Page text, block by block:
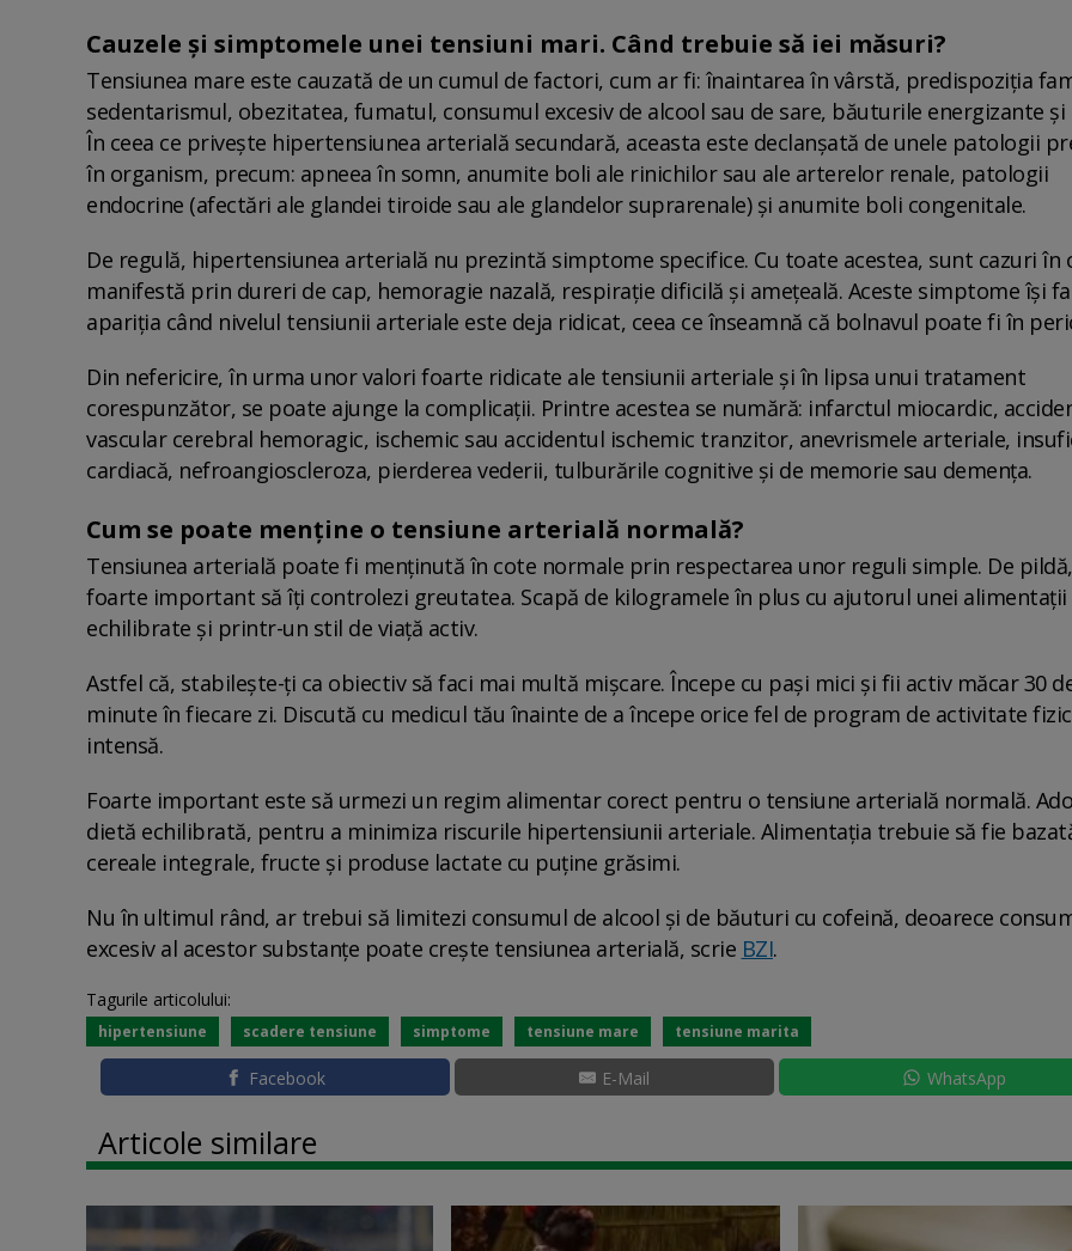
Cauzele și simptomele unei tensiuni mari. Când trebuie să iei măsuri?
Tensiunea mare este cauzată de un cumul de factori, cum ar fi: înaintarea în vârstă, predispoziția
sedentarismul, obezitatea, fumatul, consumul excesiv de alcool sau de sare, băuturile energizante și
În ceea ce privește hipertensiunea arterială secundară, aceasta este declanșată de unele patologii
în organism, precum: apneea în somn, anumite boli ale rinichilor sau ale arterelor renale, patologii
endocrine (afectări ale glandei tiroide sau ale glandelor suprarenale) și anumite boli congenitale.
De regulă, hipertensiunea arterială nu prezintă simptome specifice. Cu toate acestea, sunt cazuri în
manifestă prin dureri de cap, hemoragie nazală, respirație dificilă și amețeală. Aceste simptome își
apariția când nivelul tensiunii arteriale este deja ridicat, ceea ce înseamnă că bolnavul poate fi în
Din nefericire, în urma unor valori foarte ridicate ale tensiunii arteriale și în lipsa unui tratament
corespunzător, se poate ajunge la complicații. Printre acestea se numără: infarctul miocardic,
vascular cerebral hemoragic, ischemic sau accidentul ischemic tranzitor, anevrismele arteriale,
cardiacă, nefroangioscleroza, pierderea vederii, tulburările cognitive și de memorie sau demența.
Cum se poate menține o tensiune arterială normală?
Tensiunea arterială poate fi menținută în cote normale prin respectarea unor reguli simple. De
foarte important să îți controlezi greutatea. Scapă de kilogramele în plus cu ajutorul unei alimentații
echilibrate și printr-un stil de viață activ.
Astfel că, stabilește-ți ca obiectiv să faci mai multă mișcare. Începe cu pași mici și fii activ măcar 30
minute în fiecare zi. Discută cu medicul tău înainte de a începe orice fel de program de activitate
intensă.
Foarte important este să urmezi un regim alimentar corect pentru o tensiune arterială normală.
dietă echilibrată, pentru a minimiza riscurile hipertensiunii arteriale. Alimentația trebuie să fie
cereale integrale, fructe și produse lactate cu puține grăsimi.
Nu în ultimul rând, ar trebui să limitezi consumul de alcool și de băuturi cu cofeină, deoarece
excesiv al acestor substanțe poate crește tensiunea arterială, scrie BZI.
Tagurile articolului:
hipertensiune scadere tensiune simptome tensiune mare tensiune marita
Facebook E-Mail WhatsApp
Articole similare